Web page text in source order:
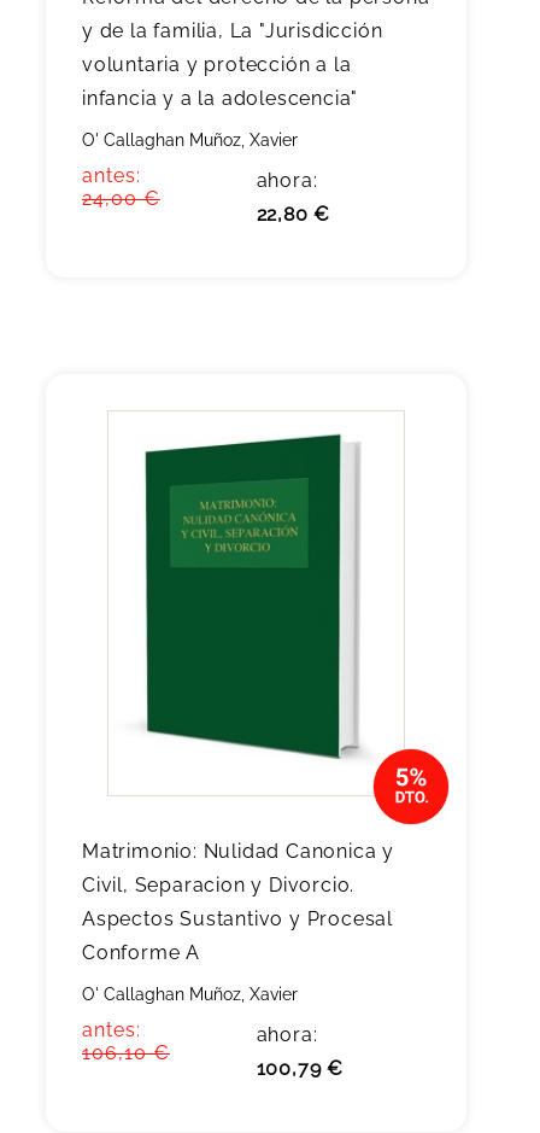
y de la familia, La "Jurisdicción
voluntaria y protección a la
infancia y a la adolescencia"
O' Callaghan Muñoz, Xavier
antes:
24,00 €
ahora:
22,80 €
Matrimonio: Nulidad Canonica y
Civil, Separacion y Divorcio.
Aspectos Sustantivo y Procesal
Conforme A
O' Callaghan Muñoz, Xavier
antes:
106,10 €
ahora:
100,79 €